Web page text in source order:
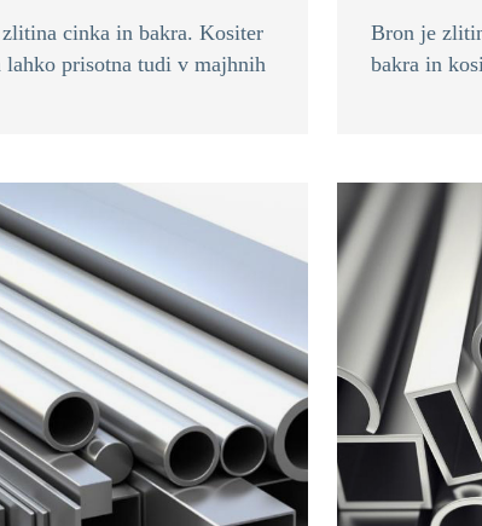
cinka in bakra. Kositer
lahko prisotna tudi v majhnih
Bron je
bakra in